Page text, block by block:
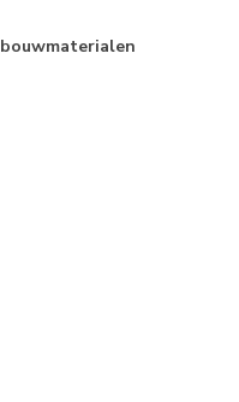
bouwmaterialen